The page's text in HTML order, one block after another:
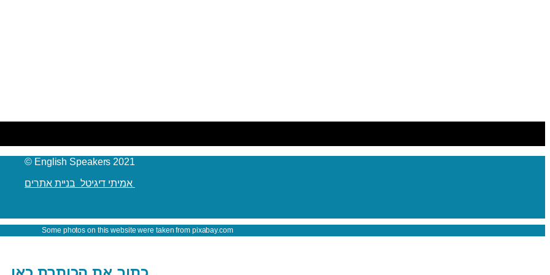
© English Speakers 2021
אמיתי דיגיטל בניית אתרים
Some photos on this website were taken from pixabay.com